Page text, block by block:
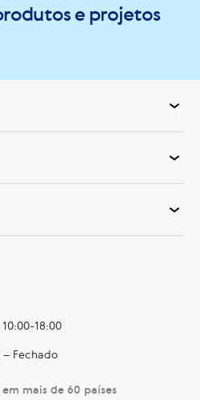
e projetos
18:00
– Fechado
mais de 60 países